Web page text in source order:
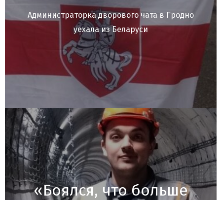
Администраторка дворового чата в Гродно
уехала из Беларуси
«Боялся, что больше